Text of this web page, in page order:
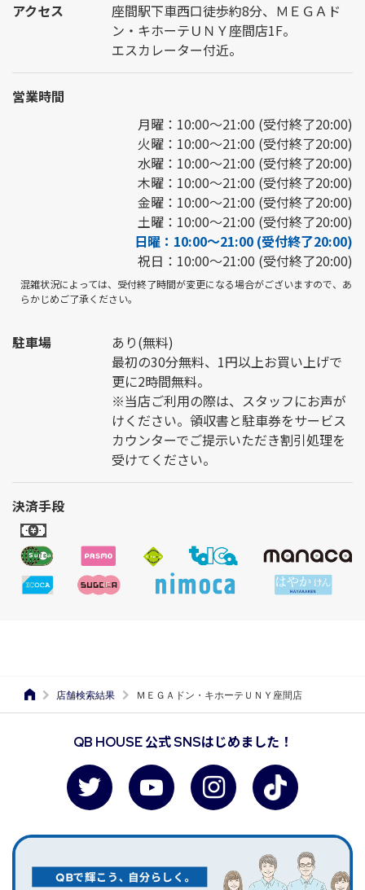
店舗検索結果 ＭＥＧＡドン・キホーテＵＮＹ座間店
アクセス
座間駅下車西口徒歩約8分、ＭＥＧＡド
ン・キホーテＵＮＹ座間店1F。
エスカレーター付近。
営業時間
月曜：10:00～21:00 (受付終了20:00)
火曜：10:00～21:00 (受付終了20:00)
水曜：10:00～21:00 (受付終了20:00)
木曜：10:00～21:00 (受付終了20:00)
金曜：10:00～21:00 (受付終了20:00)
土曜：10:00～21:00 (受付終了20:00)
日曜：10:00～21:00 (受付終了20:00)
祝日：10:00～21:00 (受付終了20:00)
混雑状況によっては、受付終了時間が変更になる場合がございますので、あ
らかじめご了承ください。
駐車場
あり(無料)
最初の30分無料、1円以上お買い上げで
更に2時間無料。
※当店ご利用の際は、スタッフにお声が
けください。領収書と駐車券をサービス
カウンターでご提示いただき割引処理を
受けてください。
決済手段
QB HOUSE 公式 SNSはじめました！